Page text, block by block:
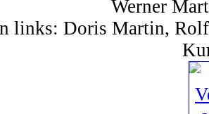
Werner
links: Doris Martin,